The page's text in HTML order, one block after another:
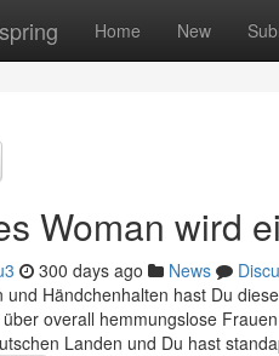
Home New
Woman wird
300 days ago News
und Händchenhalten hast Du
overall hemmungslose
Landen und Du hast